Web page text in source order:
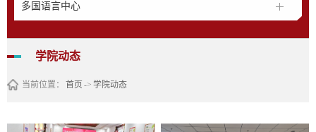
多国语言中心
学院动态
当前位置： 首页 -> 学院动态